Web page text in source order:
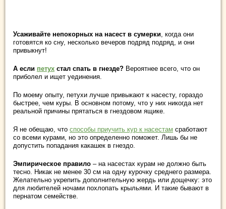
Усаживайте непокорных на насест в сумерки, когда они
готовятся ко сну, несколько вечеров подряд подряд, и они
привыкнут!
А если петух стал спать в гнезде? Вероятнее всего, что он
приболел и ищет уединения.
По моему опыту, петухи лучше привыкают к насесту, гораздо
быстрее, чем куры. В основном потому, что у них никогда нет
реальной причины прятаться в гнездовом ящике.
Я не обещаю, что способы приучить кур к насестам сработают
со всеми курами, но это определенно поможет. Лишь бы не
допустить попадания какашек в гнездо.
Эмпирическое правило – на насестах курам не должно быть
тесно. Никак не менее 30 см на одну курочку среднего размера.
Желательно укрепить дополнительную жердь или дощечку: это
для любителей ночами похлопать крыльями. И такие бывают в
пернатом семействе.